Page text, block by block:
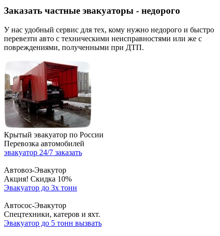
Заказать частные эвакуаторы - недорого
У нас удобный сервис для тех, кому нужно недорого и быстро
перевезти авто с техническими неисправностями или же с
повреждениями, полученными при ДТП.
Крытый эвакуатор по России
Перевозка автомобилей
эвакуатор 24/7 заказать
Автовоз-Эвакутор
Акция! Скидка 10%
Эвакуатор до 3х тонн
Автосос-Эвакутор
Cпецтехники, катеров и яхт.
Эвакуатор до 5 тонн вызвать